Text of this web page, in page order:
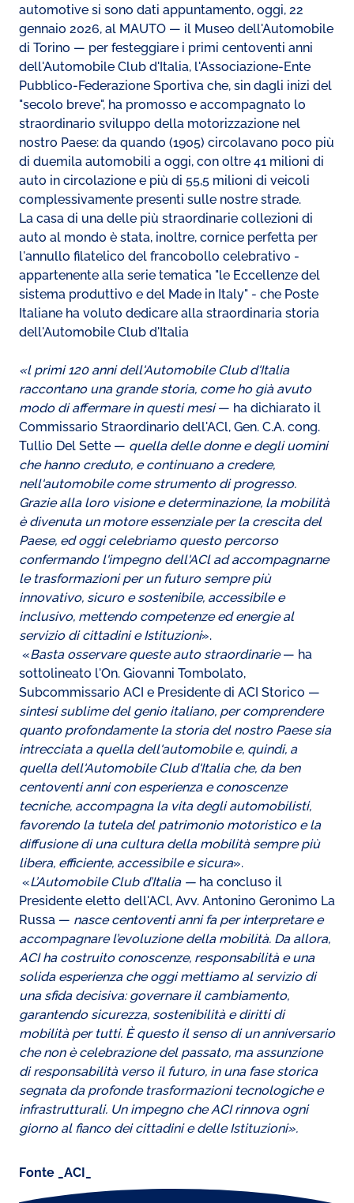
automotive si sono dati appuntamento, oggi, 22
gennaio 2026, al MAUTO — il Museo dell'Automobile
di Torino — per festeggiare i primi centoventi anni
dell'Automobile Club d'Italia, l'Associazione-Ente
Pubblico-Federazione Sportiva che, sin dagli inizi del
"secolo breve", ha promosso e accompagnato lo
straordinario sviluppo della motorizzazione nel
nostro Paese: da quando (1905) circolavano poco più
di duemila automobili a oggi, con oltre 41 milioni di
auto in circolazione e più di 55,5 milioni di veicoli
complessivamente presenti sulle nostre strade.
⁠La casa di una delle più straordinarie collezioni di
auto al mondo è stata, inoltre, cornice perfetta per
l'annullo filatelico del francobollo celebrativo -
appartenente alla serie tematica "le Eccellenze del
sistema produttivo e del Made in Italy" - che Poste
Italiane ha voluto dedicare alla straordinaria storia
dell'Automobile Club d'Italia
«l primi 120 anni dell'Automobile Club d'Italia
raccontano una grande storia, come ho già avuto
modo di affermare in questi mesi— ha dichiarato il
Commissario Straordinario dell'ACl, Gen. C.A. cong.
Tullio Del Sette — quella delle donne e degli uomini
che hanno creduto, e continuano a credere,
nell'automobile come strumento di progresso.
Grazie alla loro visione e determinazione, la mobilità
è divenuta un motore essenziale per la crescita del
Paese, ed oggi celebriamo questo percorso
confermando l'impegno dell'ACl ad accompagnarne
le trasformazioni per un futuro sempre più
innovativo, sicuro e sostenibile, accessibile e
inclusivo, mettendo competenze ed energie al
servizio di cittadini e Istituzioni».
«Basta osservare queste auto straordinarie— ha
sottolineato l'On. Giovanni Tombolato,
Subcommissario ACI e Presidente di ACI Storico —
sintesi sublime del genio italiano, per comprendere
quanto profondamente la storia del nostro Paese sia
intrecciata a quella dell'automobile e, quindi, a
quella dell'Automobile Club d'Italia che, da ben
centoventi anni con esperienza e conoscenze
tecniche, accompagna la vita degli automobilisti,
favorendo la tutela del patrimonio motoristico e la
diffusione di una cultura della mobilità sempre più
libera, efficiente, accessibile e sicura».
«L’Automobile Club d’Italia — ha concluso il
Presidente eletto dell'ACl, Avv. Antonino Geronimo La
Russa — nasce centoventi anni fa per interpretare e
accompagnare l’evoluzione della mobilità. Da allora,
ACI ha costruito conoscenze, responsabilità e una
solida esperienza che oggi mettiamo al servizio di
una sfida decisiva: governare il cambiamento,
garantendo sicurezza, sostenibilità e diritti di
mobilità per tutti. È questo il senso di un anniversario
che non è celebrazione del passato, ma assunzione
di responsabilità verso il futuro, in una fase storica
segnata da profonde trasformazioni tecnologiche e
infrastrutturali. Un impegno che ACI rinnova ogni
giorno al fianco dei cittadini e delle Istituzioni».
Fonte _ACI_